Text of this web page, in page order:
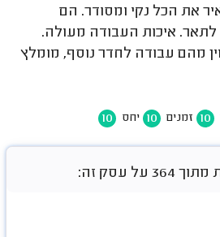
את הכל נקי ומסודר. הם
לתאר. איכות העבודה מעולה.
מהם עבודה לחדר נוסף, מומלץ
10 זמנים 10 יחס 10
עסק זה: